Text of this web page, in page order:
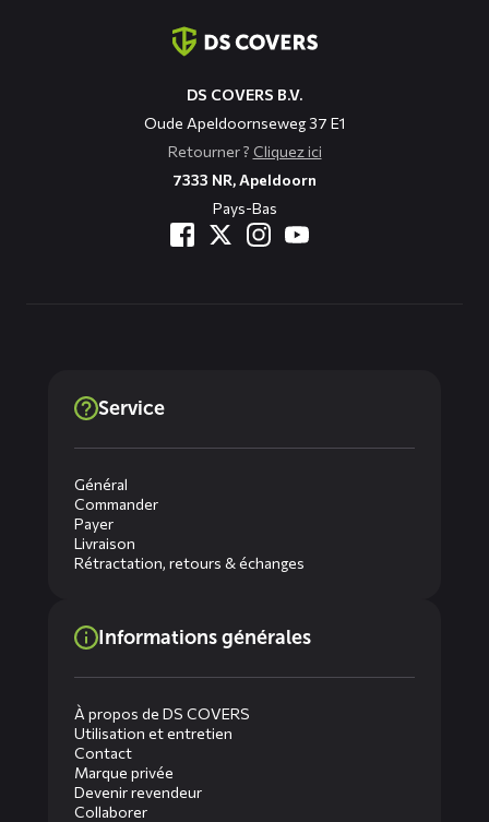
DS COVERS B.V.
Oude Apeldoornseweg 37 E1
Retourner ? Cliquez ici
7333 NR, Apeldoorn
Pays-Bas
Service
Général
Commander
Payer
Livraison
Rétractation, retours & échanges
Informations générales
À propos de DS COVERS
Utilisation et entretien
Contact
Marque privée
Devenir revendeur
Collaborer